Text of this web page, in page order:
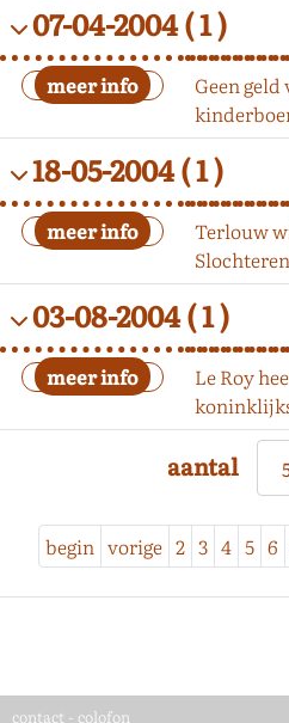
aantal
begin vorige 2 3 4 5 6
07-04-2004( 1 )
Geen
18-05-2004( 1 )
Terlouw
03-08-2004( 1 )
Le Roy
contact - colofon